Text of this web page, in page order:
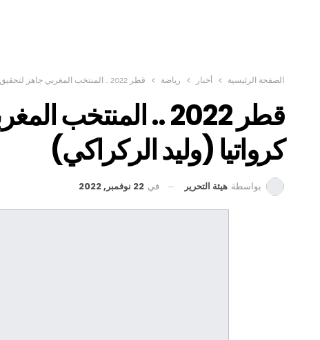
الصفحة الرئيسية أخبار رياضة قطر 2022 .. المنتخب المغربي جاهز لتحقيق نتيجة إيجابية أمام كرواتيا (وليد الركراكي)
قطر 2022 ..
كرواتيا (وليد الركراكي)
بواسطة هيئة التحرير في 22 نوفمبر, 2022